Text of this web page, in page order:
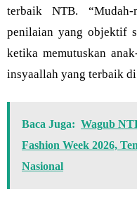
terbaik NTB.
penilaian yang objektif
ketika memutuskan
insyaallah yang terbaik
Baca Juga: Wagub
Fashion Week 2026,
Nasional